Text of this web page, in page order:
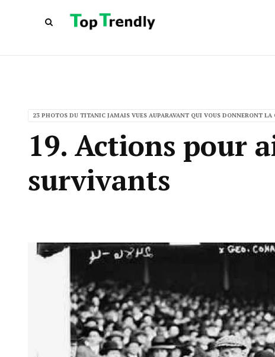
23 PHOTOS DU TITANIC JAMAIS VUES AUPARAVANT QUI VOUS DONNERONT LA
19. Actions pour
survivants